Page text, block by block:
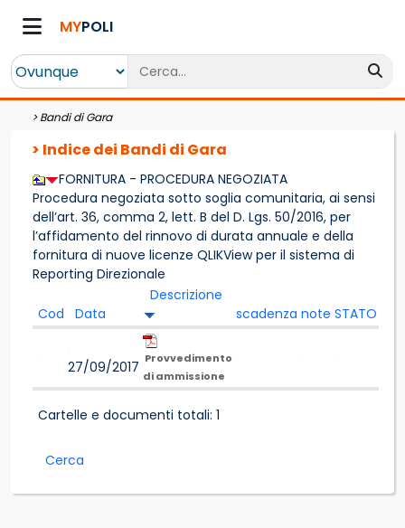
MYPOLI
>Bandi di Gara
> Indice dei Bandi di Gara
FORNITURA - PROCEDURA NEGOZIATA
Procedura negoziata sotto soglia comunitaria, ai sensi
dell’art. 36, comma 2, lett. B del D. Lgs. 50/2016, per
l’affidamento del rinnovo di durata annuale e della
fornitura di nuove licenze QLIKView per il sistema di
Reporting Direzionale
Cod Data
Descrizione
scadenza note STATO
27/09/2017 Provvedimento
di ammissione
Cartelle e documenti totali: 1
Cerca